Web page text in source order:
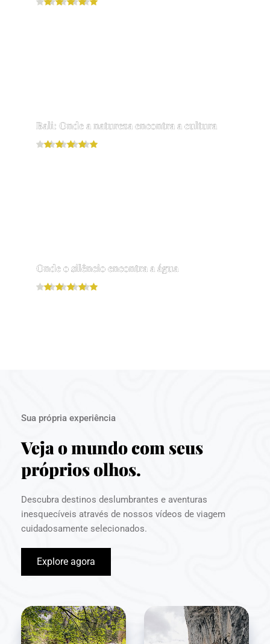
Bali: Onde a natureza encontra a cultura
Onde o silêncio encontra a água
Sua própria experiência
Veja o mundo com seus
próprios olhos.
Descubra destinos deslumbrantes e aventuras
inesquecíveis através de nossos vídeos de viagem
cuidadosamente selecionados.
Explore agora